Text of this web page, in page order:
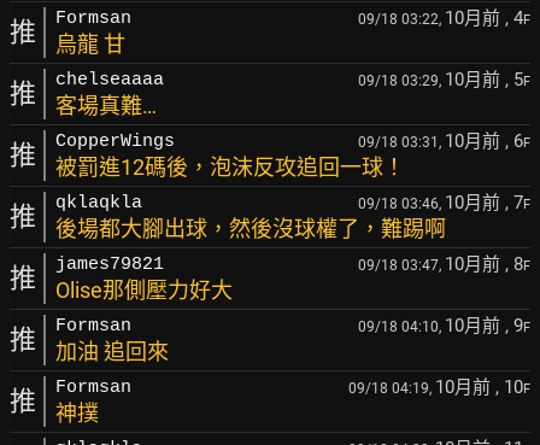
推 Formsan 09/18 03:22, 10月前 , 4F
烏龍 甘
推 chelseaaaa 09/18 03:29, 10月前 , 5F
客場真難…
推 CopperWings 09/18 03:31, 10月前 , 6F
被罰進12碼後，泡沫反攻追回一球！
推 qklaqkla 09/18 03:46, 10月前 , 7F
後場都大腳出球，然後沒球權了，難踢啊
推 james79821 09/18 03:47, 10月前 , 8F
Olise那側壓力好大
推 Formsan 09/18 04:10, 10月前 , 9F
加油 追回來
推 Formsan 09/18 04:19, 10月前 , 10F
神撲